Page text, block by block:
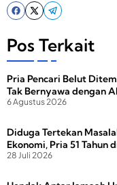
c
e
b
o
o
k
st
o
o
n
Pos Terkait
Pria Pencari Belut
Tak Bernyawa dengan
Setrum di Tangan
6 Agustus 2026
Diduga Tertekan
Ekonomi, Pria 51 Tahun
Lobar Ditemukan
28 Juli 2026